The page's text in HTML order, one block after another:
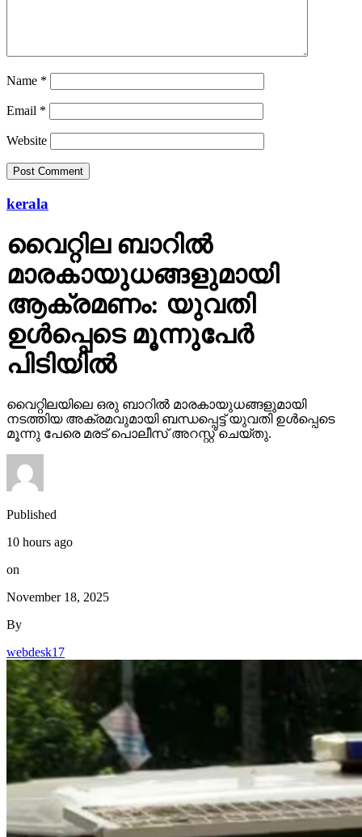
Name *
Email *
Website
kerala
വൈറ്റില ബാറില്‍
മാരകായുധങ്ങളുമായി
ആക്രമണം: യുവതി
ഉള്‍പ്പെടെ മൂന്നുപേര്‍
പിടിയില്‍
വൈറ്റിലയിലെ ഒരു ബാറില്‍ മാരകായുധങ്ങളുമായി
നടത്തിയ അക്രമവുമായി ബന്ധപ്പെട്ട് യുവതി ഉള്‍പ്പെടെ
മൂന്നു പേരെ മരട് പൊലീസ് അറസ്റ്റ് ചെയ്തു.
Published
10 hours ago
on
November 18, 2025
By
webdesk17